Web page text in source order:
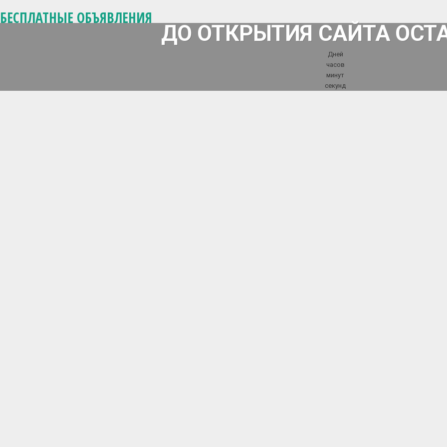
БЕСПЛАТНЫЕ ОБЪЯВЛЕНИЯ
ДО ОТКРЫТИЯ САЙТА
Дней
часов
минут
секунд